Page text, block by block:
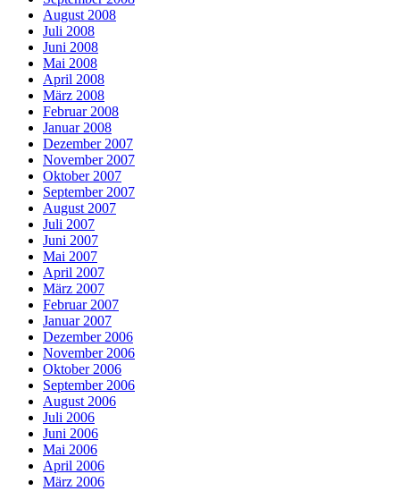
August 2008
Juli 2008
Juni 2008
Mai 2008
April 2008
März 2008
Februar 2008
Januar 2008
Dezember 2007
November 2007
Oktober 2007
September 2007
August 2007
Juli 2007
Juni 2007
Mai 2007
April 2007
März 2007
Februar 2007
Januar 2007
Dezember 2006
November 2006
Oktober 2006
September 2006
August 2006
Juli 2006
Juni 2006
Mai 2006
April 2006
März 2006